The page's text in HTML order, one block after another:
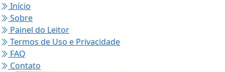
Início
Sobre
Painel do Leitor
Termos de Uso e Privacidade
FAQ
Contato